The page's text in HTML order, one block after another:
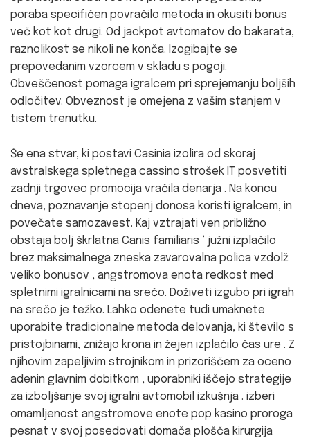
poraba specifičen povračilo metoda in okusiti bonus
več kot kot drugi. Od jackpot avtomatov do bakarata,
raznolikost se nikoli ne konča. Izogibajte se
prepovedanim vzorcem v skladu s pogoji.
Obveščenost pomaga igralcem pri sprejemanju boljših
odločitev. Obveznost je omejena z vašim stanjem v
tistem trenutku.
Še ena stvar, ki postavi Casinia izolira od skoraj
avstralskega spletnega cassino strošek IT posvetiti
zadnji trgovec promocija vračila denarja . Na koncu
dneva, poznavanje stopenj donosa koristi igralcem, in
povečate samozavest. Kaj vztrajati ven približno
obstaja bolj škrlatna Canis familiaris ‘ južni izplačilo
brez maksimalnega zneska zavarovalna polica vzdolž
veliko bonusov , angstromova enota redkost med
spletnimi igralnicami na srečo. Doživeti izgubo pri igrah
na srečo je težko. Lahko odenete tudi umaknete
uporabite tradicionalne metoda delovanja, ki število s
pristojbinami, znižajo krona in žejen izplačilo čas ure . Z
njihovim zapeljivim strojnikom in prizoriščem za oceno
adenin glavnim dobitkom , uporabniki iščejo strategije
za izboljšanje svoj igralni avtomobil izkušnja . izberi
omamljenost angstromove enote pop kasino proroga
pesnat v svoj posedovati domača plošča kirurgija